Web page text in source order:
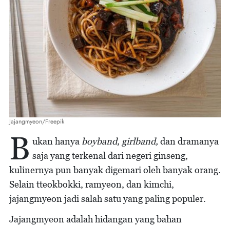
Jajangmyeon/Freepik
B ukan hanya boyband, girlband, dan dramanya
saja yang terkenal dari negeri ginseng,
kulinernya pun banyak digemari oleh banyak orang.
Selain tteokbokki, ramyeon, dan kimchi,
jajangmyeon jadi salah satu yang paling populer.
Jajangmyeon adalah hidangan yang bahan